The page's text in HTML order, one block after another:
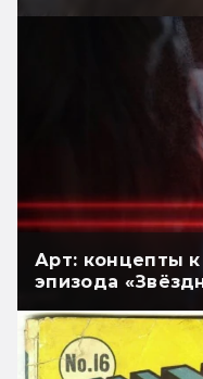
Арт: концепты
эпизода